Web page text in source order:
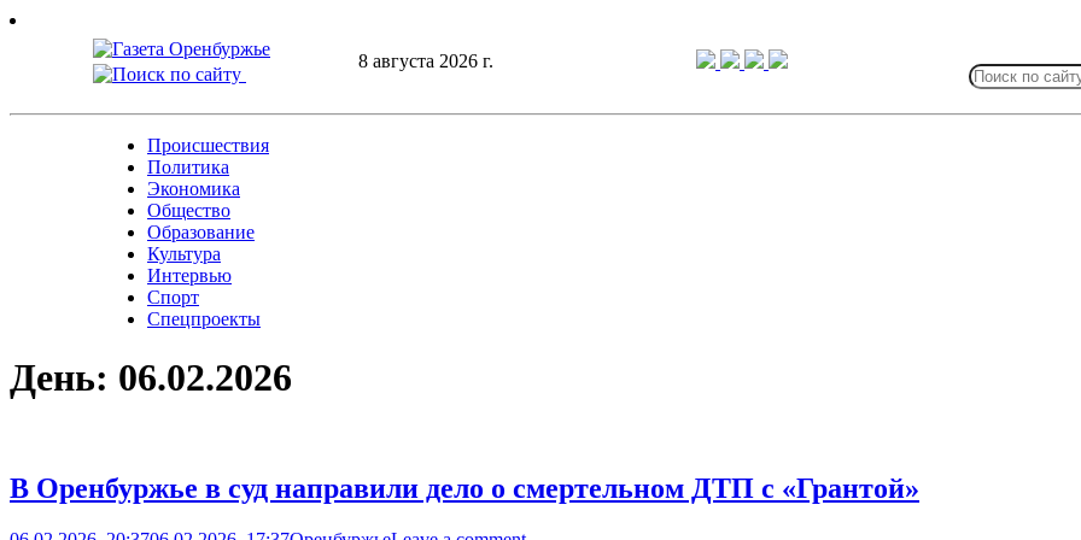
Skip
8 августа 2026 г.
for:
Происшествия
Политика
Экономика
Общество
Образование
Культура
Интервью
Спорт
Спецпроекты
День: 06.02.2026
В Оренбуржье в суд направили дело о смертельном ДТП с «Грантой»